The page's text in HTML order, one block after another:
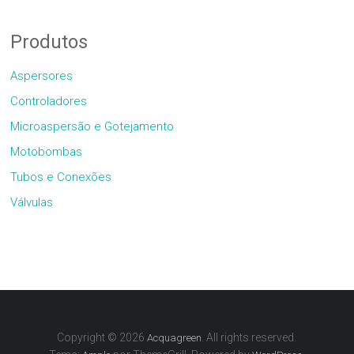
Produtos
Aspersores
Controladores
Microaspersão e Gotejamento
Motobombas
Tubos e Conexões
Válvulas
Copyright © 2026Acquagreen . All rights reserved.